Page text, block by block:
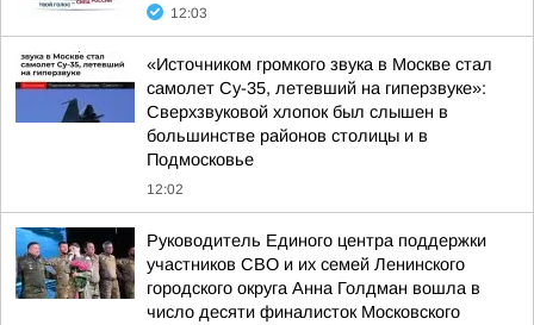
12:03
«Источником громкого звука в Москве стал
самолет Су-35, летевший на гиперзвуке»:
Сверхзвуковой хлопок был слышен в
большинстве районов столицы и в
Подмосковье
12:02
Руководитель Единого центра поддержки
участников СВО и их семей Ленинского
городского округа Анна Голдман вошла в
число десяти финалисток Московского